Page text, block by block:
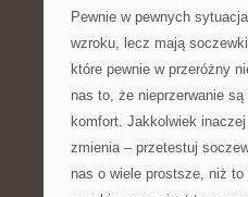
Pewnie w pewnych
wzroku, lecz mają
które pewnie w przeróżny
nas to, że nieprzerwanie
komfort. Jakkolwiek
zmienia – przetestuj
nas o wiele prostsze, niż to